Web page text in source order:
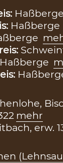
Haßberge
Haßberge
Haßberge
mehr
erw.